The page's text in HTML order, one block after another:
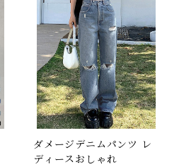
ダメージデニムパンツ レ
ディースおしゃれ